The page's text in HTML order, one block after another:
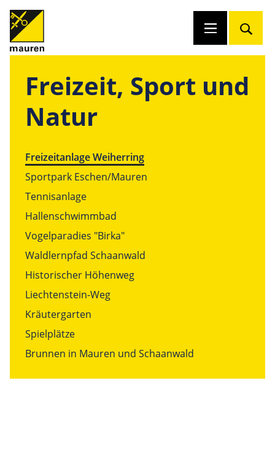
Freizeit, Sport und
Natur
Freizeitanlage Weiherring
Sportpark Eschen/Mauren
Tennisanlage
Hallenschwimmbad
Vogelparadies "Birka"
Waldlernpfad Schaanwald
Historischer Höhenweg
Liechtenstein-Weg
Kräutergarten
Spielplätze
Brunnen in Mauren und Schaanwald